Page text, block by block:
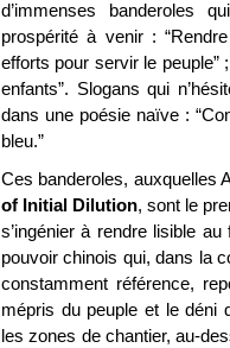
d’immenses banderoles
prospérité à venir :
efforts pour servir le peuple”
enfants”. Slogans qui
dans une poésie naïve :
bleu.”
Ces banderoles, auxquelles
of Initial Dilution, sont le
s’ingénier à rendre lisible
pouvoir chinois qui, dans la
constamment référence,
mépris du peuple et le déni
les zones de chantier, au-